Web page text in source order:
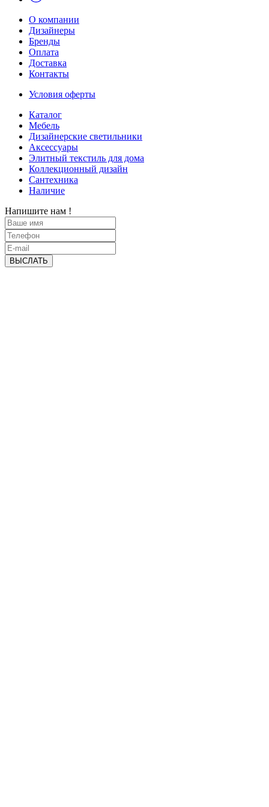
О компании
Дизайнеры
Бренды
Оплата
Доставка
Контакты
Условия оферты
Каталог
Мебель
Дизайнерские светильники
Аксессуары
Элитный текстиль для дома
Коллекционный дизайн
Сантехника
Наличие
Напишите нам !
ВЫСЛАТЬ